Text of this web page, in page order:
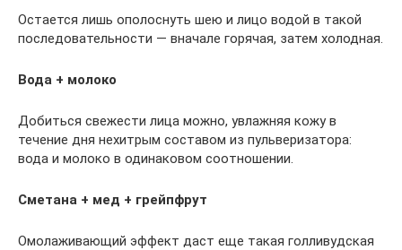
Остается лишь ополоснуть шею и лицо водой в такой
последовательности — вначале горячая, затем холодная.
Вода + молоко
Добиться свежести лица можно, увлажняя кожу в
течение дня нехитрым составом из пульверизатора:
вода и молоко в одинаковом соотношении.
Сметана + мед + грейпфрут
Омолаживающий эффект даст еще такая голливудская